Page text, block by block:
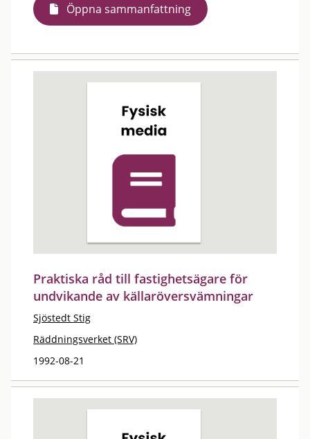
Öppna sammanfattning
Praktiska råd till fastighetsägare för
undvikande av källaröversvämningar
Sjöstedt Stig
Räddningsverket (SRV)
1992-08-21